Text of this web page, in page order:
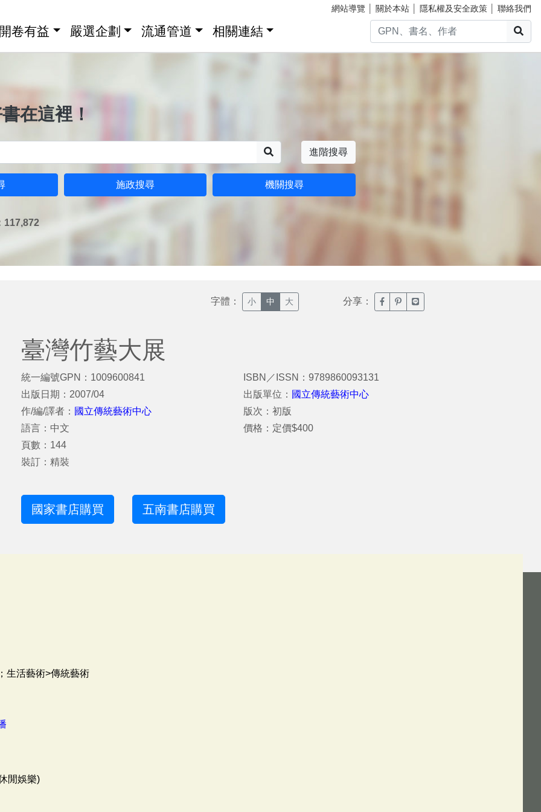
網站導覽 關於本站 隱私權及安全政策 聯絡我們
卷有益 嚴選企劃 流通管道 相關連結
在這裡！
進階搜尋
施政搜尋 機關搜尋
117,872
字體： 小 中 大 分享： 臉書分享(另開新視窗)
噗浪分享(另開新視窗)
Line分享(另開新視窗)
臺灣竹藝大展
統一編號GPN：1009600841
出版日期：2007/04
作/編/譯者： 國立傳統藝術中心
語言：中文
頁數：144
裝訂：精裝
ISBN／ISSN：9789860093131
出版單位： 國立傳統藝術中心
版次：初版
價格：定價$400
國家書店購買 五南書店購買
生活藝術>傳統藝術
閒娛樂)